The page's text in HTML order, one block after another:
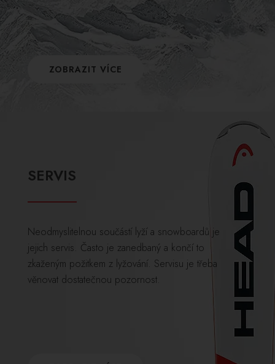
ZOBRAZIT VÍCE
SERVIS
Neodmyslitelnou součástí lyží a snowboardů je
jejich servis. Často je zanedbaný a končí to
zkaženým požitkem z lyžování. Servisu je třeba
věnovat dostatečnou pozornost.